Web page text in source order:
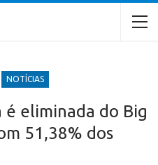
NOTÍCIAS
é eliminada do Big
51,38% dos